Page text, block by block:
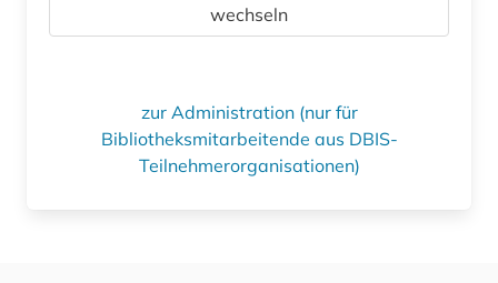
wechseln
zur Administration (nur für
Bibliotheksmitarbeitende aus DBIS-
Teilnehmerorganisationen)